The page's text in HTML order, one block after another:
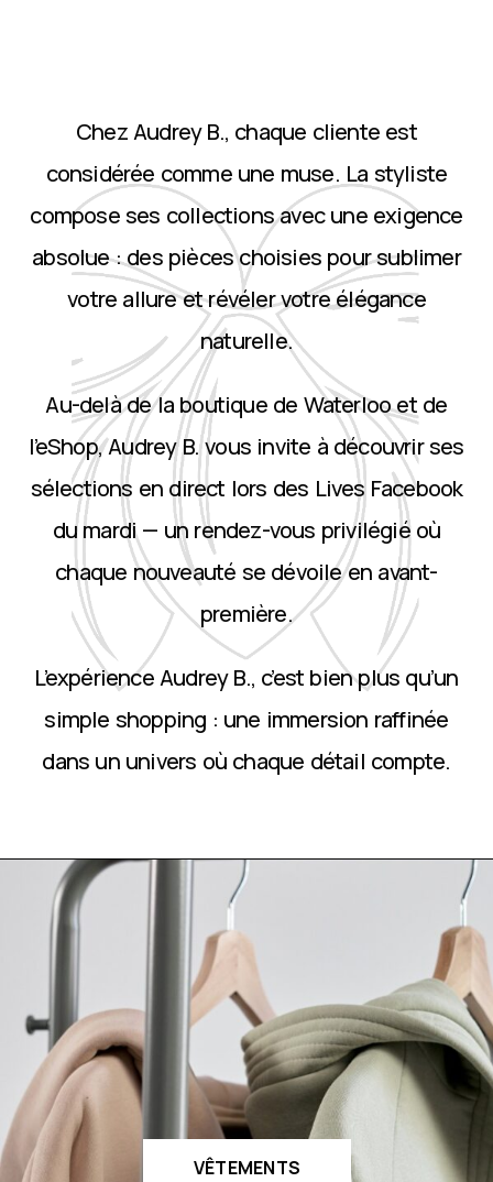
Chez Audrey B., chaque cliente est
considérée comme une muse. La styliste
compose ses collections avec une exigence
absolue : des pièces choisies pour sublimer
votre allure et révéler votre élégance
naturelle.
Au-delà de la boutique de Waterloo et de
l’eShop, Audrey B. vous invite à découvrir ses
sélections en direct lors des Lives Facebook
du mardi — un rendez-vous privilégié où
chaque nouveauté se dévoile en avant-
première.
L’expérience Audrey B., c’est bien plus qu’un
simple shopping : une immersion raffinée
dans un univers où chaque détail compte.
VÊTEMENTS